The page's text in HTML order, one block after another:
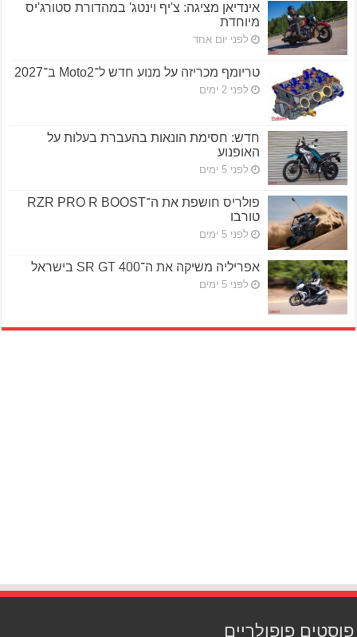
אינדיאן מציגה: צ'יף וינטג' במהדורת סטורג'יס
מיוחדת
לפני יום אחד
טריומף מכריזה על מנוע חדש ל־Moto2 ב־2027
לפני 2 ימים
חדש: חסימת הונאות בהעברת בעלות על
האופנוע
לפני 5 ימים
פולריס חושפת את ה־RZR PRO R BOOST
טורבו
לפני 5 ימים
אפריליה משיקה את ה־SR GT 400 בישראל
לפני 5 ימים
פוסטים פופולריים